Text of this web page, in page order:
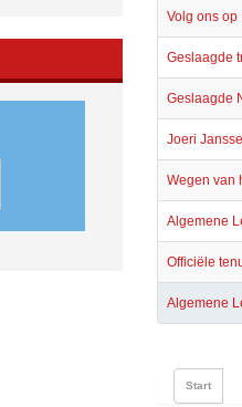
Volg ons op
Geslaagde
Geslaagde
Joeri
Wegen van
Algemene
Officiële
Algemene
Start